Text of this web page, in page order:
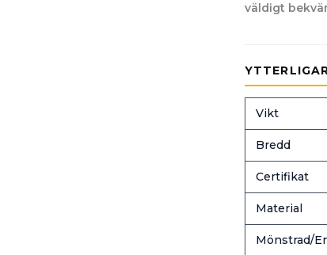
väldigt
Vikt
Bredd
Certifikat
Material
Mönstrad/